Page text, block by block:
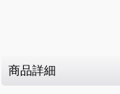
商品詳細